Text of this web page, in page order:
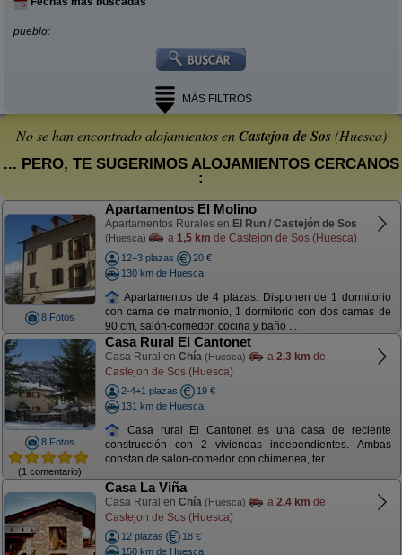
pueblo:
MÁS FILTROS
No se han encontrado alojamientos enCastejon de Sos(Huesca)
... PERO, TE SUGERIMOS ALOJAMIENTOS CERCANOS
:
8 Fotos
Apartamentos El Molino
Apartamentos Rurales en El Run / Castejón de Sos
(Huesca) a 1,5 km de Castejon de Sos (Huesca)
12+3 plazas
20 €
130 km de Huesca
Apartamentos de 4 plazas. Disponen de 1 dormitorio
con cama de matrimonio, 1 dormitorio con dos camas de
90 cm, salón-comedor, cocina y baño ...
8 Fotos
(1 comentario)
Casa Rural El Cantonet
Casa Rural en Chía (Huesca) a 2,3 km de
Castejon de Sos (Huesca)
2-4+1 plazas
19 €
131 km de Huesca
Casa rural El Cantonet es una casa de reciente
construcción con 2 viviendas independientes. Ambas
constan de salón-comedor con chimenea, ter ...
Casa La Viña
Casa Rural en Chía (Huesca) a 2,4 km de
Castejon de Sos (Huesca)
12 plazas
18 €
150 km de Huesca